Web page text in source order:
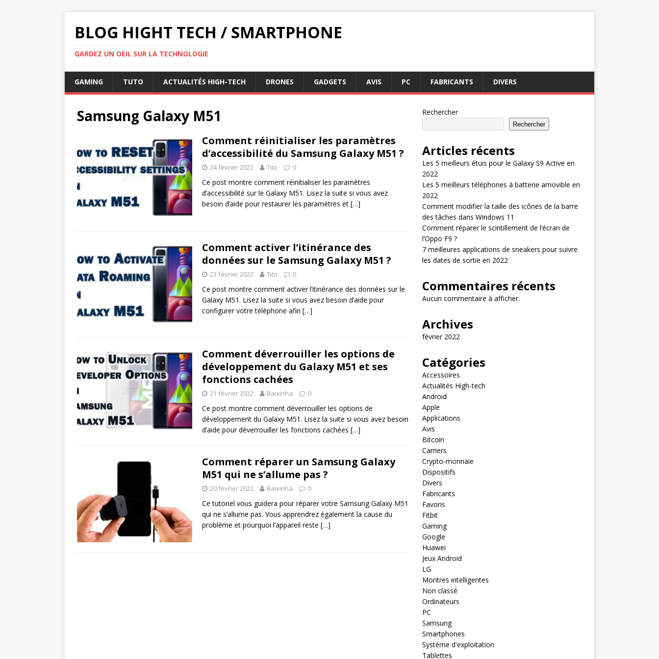
BLOG HIGHT TECH / SMARTPHONE
GARDEZ UN OEIL SUR LA TECHNOLOGIE
GAMING TUTO ACTUALITÉS HIGH-TECH DRONES GADGETS AVIS PC FABRICANTS DIVERS
Samsung Galaxy M51
Comment réinitialiser les paramètres
d’accessibilité du Samsung Galaxy M51 ?
24 février 2022 Tito 0
Ce post montre comment réinitialiser les paramètres
d’accessibilité sur le Galaxy M51. Lisez la suite si vous avez
besoin d’aide pour restaurer les paramètres et […]
Comment activer l’itinérance des
données sur le Samsung Galaxy M51 ?
23 février 2022 Tito 0
Ce post montre comment activer l’itinérance des données sur le
Galaxy M51. Lisez la suite si vous avez besoin d’aide pour
configurer votre téléphone afin […]
Comment déverrouiller les options de
développement du Galaxy M51 et ses
fonctions cachées
21 février 2022 Baixinha 0
Ce post montre comment déverrouiller les options de
développement du Galaxy M51. Lisez la suite si vous avez besoin
d’aide pour déverrouiller les fonctions cachées […]
Comment réparer un Samsung Galaxy
M51 qui ne s’allume pas ?
20 février 2022 Baixinha 0
Ce tutoriel vous guidera pour réparer votre Samsung Galaxy M51
qui ne s’allume pas. Vous apprendrez également la cause du
problème et pourquoi l’appareil reste […]
Rechercher
Rechercher
Articles récents
Les 5 meilleurs étuis pour le Galaxy S9 Active en
2022
Les 5 meilleurs téléphones à batterie amovible en
2022
Comment modifier la taille des icônes de la barre
des tâches dans Windows 11
Comment réparer le scintillement de l’écran de
l’Oppo F9 ?
7 meilleures applications de sneakers pour suivre
les dates de sortie en 2022
Commentaires récents
Aucun commentaire à afficher.
Archives
février 2022
Catégories
Accessoires
Actualités High-tech
Android
Apple
Applications
Avis
Bitcoin
Carriers
Crypto-monnaie
Dispositifs
Divers
Fabricants
Favoris
Fitbit
Gaming
Google
Huawei
Jeux Android
LG
Montres intelligentes
Non classé
Ordinateurs
PC
Samsung
Smartphones
Système d'exploitation
Tablettes